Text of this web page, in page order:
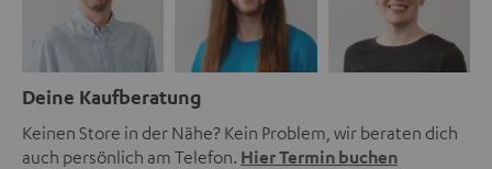
Deine Kaufberatung
Keinen Store in der Nähe? Kein Problem, wir beraten dich
auch persönlich am Telefon. Hier Termin buchen